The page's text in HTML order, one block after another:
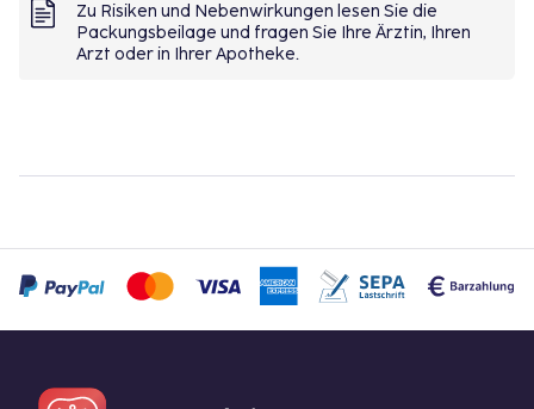
Zu Risiken und Nebenwirkungen lesen Sie die
Packungsbeilage und fragen Sie Ihre Ärztin, Ihren
Arzt oder in Ihrer Apotheke.